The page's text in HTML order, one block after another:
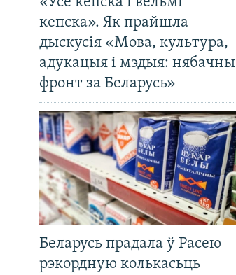
кепска». Як прайшла
дыскусія «Мова, культура,
адукацыя і мэдыя: нябачны
фронт за Беларусь»
Беларусь прадала ў Расею
рэкордную колькасьць